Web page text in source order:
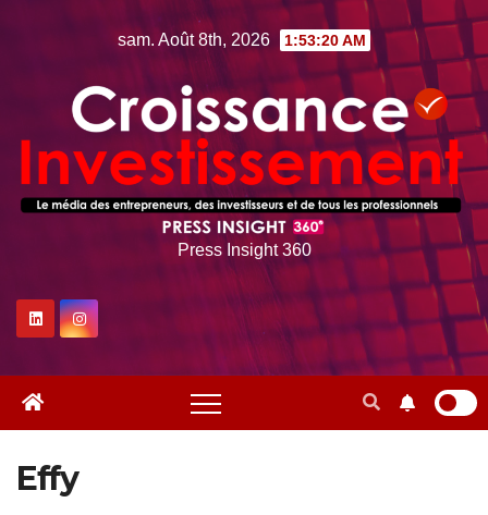
sam. Août 8th, 2026 1:53:21 AM
Press Insight 360
Effy